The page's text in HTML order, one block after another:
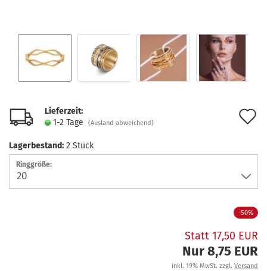
Lieferzeit:
1-2 Tage
(Ausland abweichend)
Lagerbestand: 2 Stück
Ringgröße:
-50%
Statt 17,50 EUR
Nur 8,75 EUR
inkl. 19% MwSt. zzgl. Versand